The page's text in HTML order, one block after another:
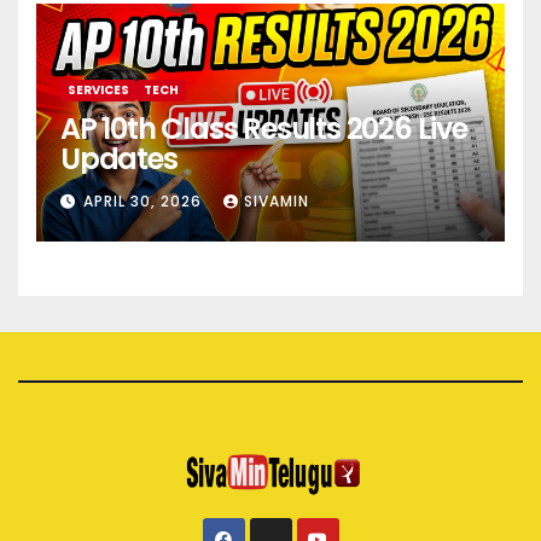
SERVICES TECH
AP 10th Class Results 2026 Live
Updates
APRIL 30, 2026 SIVAMIN